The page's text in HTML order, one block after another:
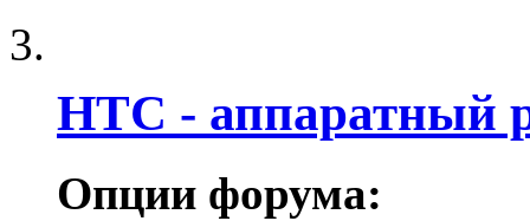
HTC - аппаратный
Опции форума: